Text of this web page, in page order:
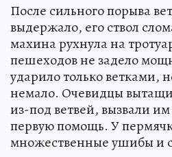
После сильного порыва
выдержало, его ствол
махина рухнула на
пешеходов не задело
ударило только ветками,
немало. Очевидцы
из-под ветвей, вызвали
первую помощь. У
множественные ушибы и